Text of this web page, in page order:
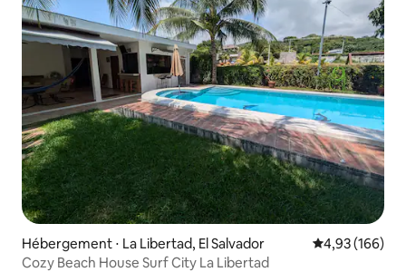
Hébergement ⋅ La Libertad, El Salvador Évaluation
4,93 (166)
Cozy Beach House Surf City La Libertad